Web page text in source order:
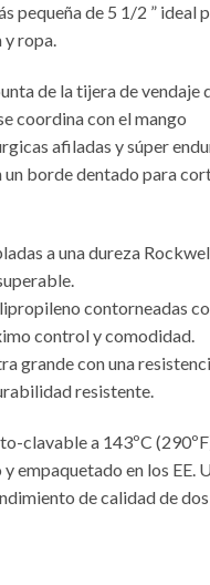
pequeña de 5 1/2 ” ideal
y ropa.
de la tijera de vendaje
coordina con el mango
afiladas y súper
borde dentado para
a una dureza
contorneadas
control y comodidad.
grande con una
resistente.
clavable a 143ºC
empaquetado en los EE.
de calidad de dos